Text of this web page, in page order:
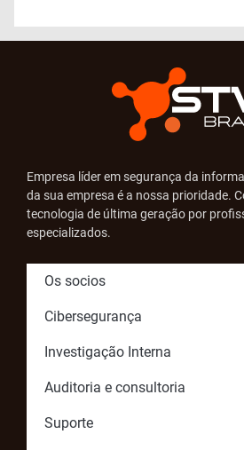
Empresa líder em segurança da
da sua empresa é a nossa prioridade.
tecnologia de última geração por
especializados.
Os socios
Cibersegurança
Investigação Interna
Auditoria e consultoria
Suporte